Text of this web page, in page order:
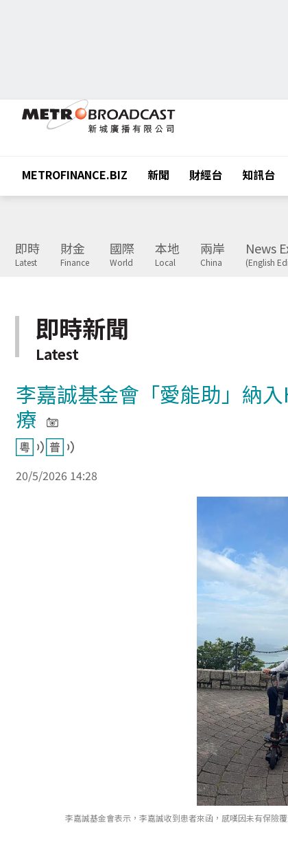
METROFINANCE.BIZ 新聞 財經台 知訊台
即時
Latest
財金
Finance
國際
World
本地
Local
兩岸
China
News
(English
即時新聞
Latest
李嘉誠基金會「愛能助」納
療
20/5/2026 14:28
李嘉誠基金會表示，李嘉誠收到患者來函，感嘆因未有保險